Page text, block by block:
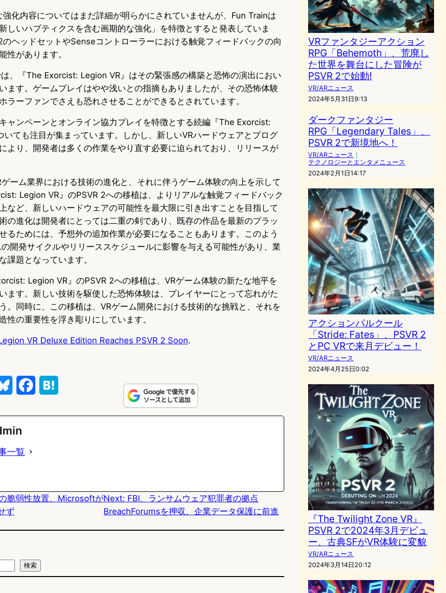
化内容についてはまだ詳細が明らかにされていませんが、Fun Trainは
しいハプティクスを含む画期的な強化」を特徴とすると発表していま
ヘッドセットやSenseコントローラーにおける触覚フィードバックの向
性があります。
、『The Exorcist: Legion VR』はその緊張感の構築と恐怖の演出におい
ます。ゲームプレイはやや浅いとの指摘もありましたが、その恐怖体験
ラーファンでさえも恐れさせることができるとされています。
ャンペーンとオンライン協力プレイを特徴とする続編『The Exorcist:
いても注目が集まっています。しかし、新しいVRハードウェアとプログ
より、開発者は多くの作業をやり直す必要に迫られており、リリースが
ーム業界における技術の進化と、それに伴うゲーム体験の向上を示して
Legion VR』のPSVR 2への移植は、よりリアルな触覚フィードバック
など、新しいハードウェアの可能性を最大限に引き出すことを目指して
の進化は開発者にとっては二重の剣であり、既存の作品を最新のプラッ
るためには、予想外の追加作業が必要になることもあります。このよう
開発サイクルやリリーススケジュールに影響を与える可能性があり、業
課題となっています。
Legion VR』のPSVR 2への移植は、VRゲーム体験の新たな地平を
ます。新しい技術を駆使した恐怖体験は、プレイヤーにとって忘れがた
。同時に、この移植は、VRゲーム開発における技術的な挑戦と、それを
性の重要性を浮き彫りにしています。
VR Deluxe Edition Reaches PSVR 2 Soon.
y
o
一覧
脆弱性放置、Microsoftが
ず
Next: FBI、ランサムウェア犯罪者の拠点
BreachForumsを押収、企業データ保護に前進
検索
VRファンタジーアクション
RPG「Behemoth」、荒廃し
た世界を舞台にした冒険が
PSVR 2で始動!
VR/ARニュース
2024年5月31日9:13
ダークファンタジー
RPG「Legendary Tales」、
PSVR 2で新境地へ！
VR/ARニュース ｜
テクノロジーとエンタメニュース
2024年2月1日14:17
アクションパルクール
「Stride: Fates」、PSVR 2
とPC VRで来月デビュー！
VR/ARニュース
2024年4月25日0:02
『The Twilight Zone VR』
PSVR 2で2024年3月デビュ
ー、古典SFがVR体験に変貌
VR/ARニュース
2024年3月14日20:12